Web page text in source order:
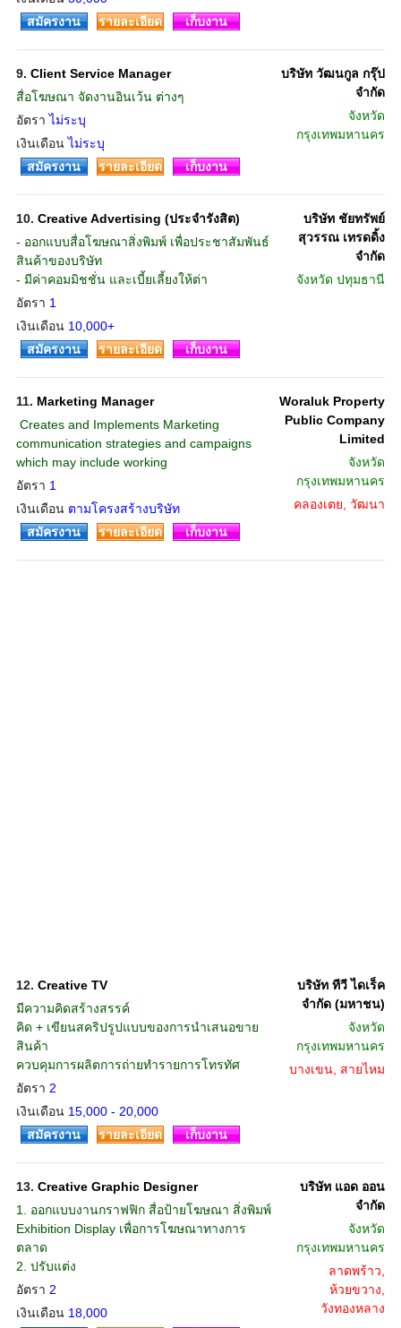
สมัครงาน
รายละเอียด เก็บงาน
9. Client Service Manager
สื่อโฆษณา จัดงานอินเว้น ต่างๆ
อัตราไม่ระบุ
เงินเดือนไม่ระบุ
บริษัท วัฒนกูล กรุ๊ป
จำกัด
จังหวัด
กรุงเทพมหานคร
สมัครงาน รายละเอียด เก็บงาน
10. Creative Advertising (ประจำรังสิต)
- ออกแบบสื่อโฆษณาสิ่งพิมพ์ เพื่อประชาสัมพันธ์
สินค้าของบริษัท
- มีค่าคอมมิชชั่น และเบี้ยเลี้ยงให้ต่า
อัตรา 1
เงินเดือน 10,000+
บริษัท ชัยทรัพย์
สุวรรณ เทรดดิ้ง
จำกัด
จังหวัด ปทุมธานี
สมัครงาน รายละเอียด เก็บงาน
11. Marketing Manager
 Creates and Implements Marketing
communication strategies and campaigns
which may include working
อัตรา 1
เงินเดือน ตามโครงสร้างบริษัท
Woraluk Property
Public Company
Limited
จังหวัด
กรุงเทพมหานคร
คลองเตย, วัฒนา
สมัครงาน
รายละเอียด เก็บงาน
12. Creative TV
มีความคิดสร้างสรรค์
คิด + เขียนสคริปรูปแบบของการนำเสนอขาย
สินค้า
ควบคุมการผลิตการถ่ายทำรายการโทรทัศ
อัตรา 2
เงินเดือน 15,000 - 20,000
บริษัท ทีวี ไดเร็ค
จำกัด (มหาชน)
จังหวัด
กรุงเทพมหานคร
บางเขน, สายไหม
สมัครงาน รายละเอียด เก็บงาน
13. Creative Graphic Designer
1. ออกแบบงานกราฟฟิก สื่อป้ายโฆษณา สิ่งพิมพ์
Exhibition Display เพื่อการโฆษณาทางการ
ตลาด
2. ปรับแต่ง
อัตรา 2
เงินเดือน 18,000
บริษัท แอด ออน
จำกัด
จังหวัด
กรุงเทพมหานคร
ลาดพร้าว,
ห้วยขวาง,
วังทองหลาง